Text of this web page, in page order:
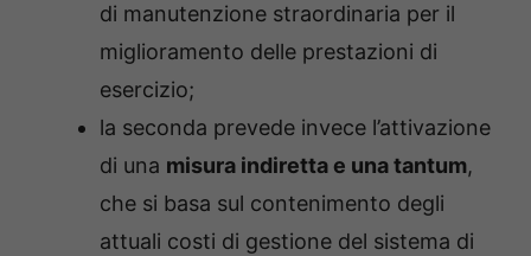
di manutenzione straordinaria per il
miglioramento delle prestazioni di
esercizio;
la seconda prevede invece l’attivazione
di una misura indiretta e una tantum,
che si basa sul contenimento degli
attuali costi di gestione del sistema di